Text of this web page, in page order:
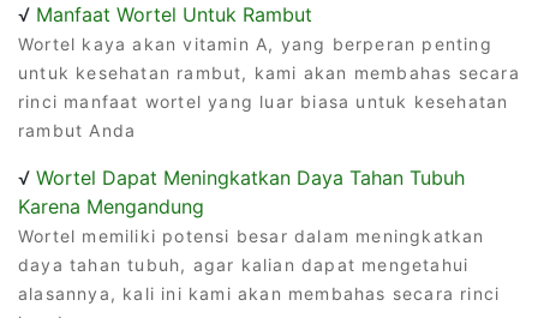
√ Manfaat Wortel Untuk Rambut
Wortel kaya akan vitamin A, yang berperan penting
untuk kesehatan rambut, kami akan membahas secara
rinci manfaat wortel yang luar biasa untuk kesehatan
rambut Anda
√ Wortel Dapat Meningkatkan Daya Tahan Tubuh
Karena Mengandung
Wortel memiliki potensi besar dalam meningkatkan
daya tahan tubuh, agar kalian dapat mengetahui
alasannya, kali ini kami akan membahas secara rinci